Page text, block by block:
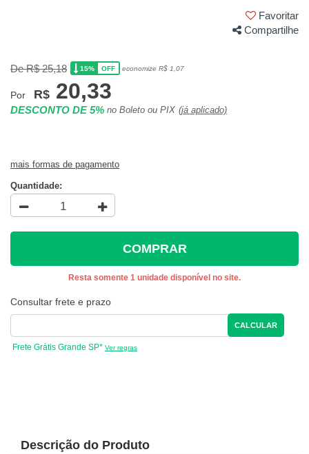
Favoritar
Compartilhe
De R$ 25,18 15% OFF economize R$ 1,07
Por R$ 20,33
DESCONTO DE 5% no Boleto ou PIX (já aplicado)
mais formas de pagamento
Quantidade:
COMPRAR
Resta somente 1 unidade disponível no site.
Consultar frete e prazo
CALCULAR
Frete Grátis Grande SP* Ver regras
Descrição do Produto